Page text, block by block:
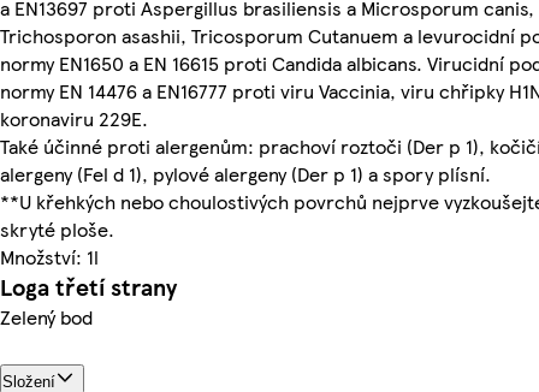
a EN13697 proti Aspergillus brasiliensis a Microsporum canis,
Trichosporon asashii, Tricosporum Cutanuem a levurocidní
normy EN1650 a EN 16615 proti Candida albicans. Virucidní
normy EN 14476 a EN16777 proti viru Vaccinia, viru chřipky
koronaviru 229E.
Také účinné proti alergenům: prachoví roztoči (Der p 1),
alergeny (Fel d 1), pylové alergeny (Der p 1) a spory plísní.
**U křehkých nebo choulostivých povrchů nejprve
skryté ploše.
Množství: 1l
Loga třetí strany
Zelený bod
Složení